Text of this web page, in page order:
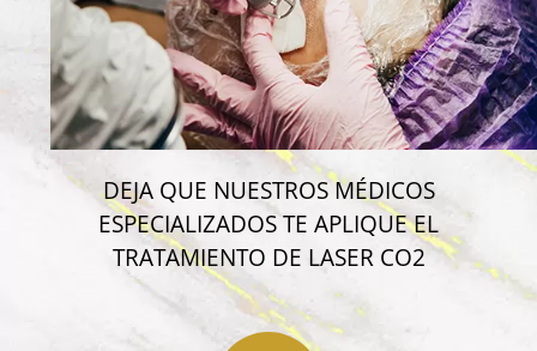
DEJA QUE NUESTROS MÉDICOS
ESPECIALIZADOS TE APLIQUE EL
TRATAMIENTO DE LASER CO2